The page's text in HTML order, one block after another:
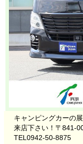
キャンピングカーの
来店下さい！〒841-
TEL0942-50-8875